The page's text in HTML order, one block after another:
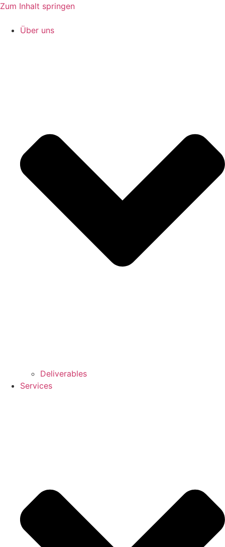
Zum Inhalt springen
Über uns
Deliverables
Services